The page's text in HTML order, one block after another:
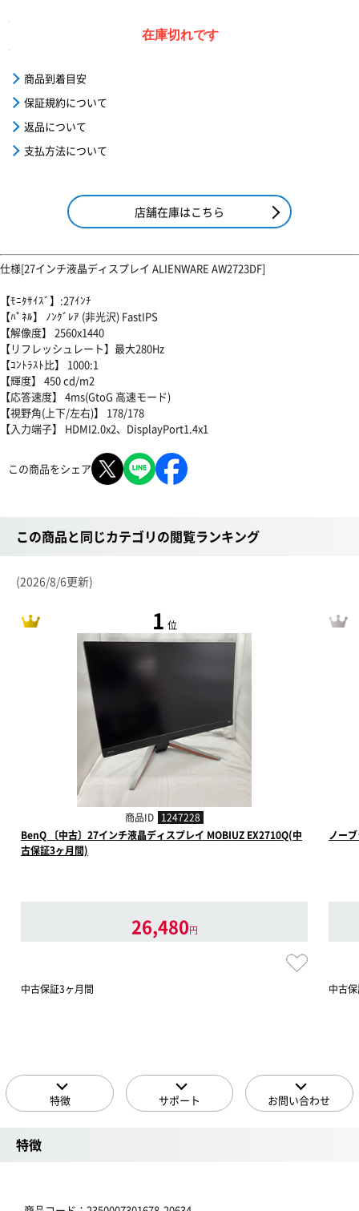
在庫切れです
商品到着目安
保証規約について
返品について
支払方法について
店舗在庫はこちら
仕様[27インチ液晶ディスプレイ ALIENWARE AW2723DF]
【ﾓﾆﾀｻｲｽﾞ】:27ｲﾝﾁ
【ﾊﾟﾈﾙ】 ﾉﾝｸﾞﾚｱ (非光沢) FastIPS
【解像度】 2560x1440
【リフレッシュレート】最大280Hz
【ｺﾝﾄﾗｽﾄ比】 1000:1
【輝度】 450 cd/m2
【応答速度】 4ms(GtoG 高速モード)
【視野角(上下/左右)】 178/178
【入力端子】 HDMI2.0x2、DisplayPort1.4x1
この商品をシェア
この商品と同じカテゴリの閲覧ランキング
(2026/8/6更新)
1 位
商品ID 1247228
BenQ 〔中古〕27インチ液晶ディスプレイ MOBIUZ EX2710Q(中
古保証3ヶ月間)
26,480円
中古保証3ヶ月間
ノー
中古
特徴 サポート お問い合わせ
特徴